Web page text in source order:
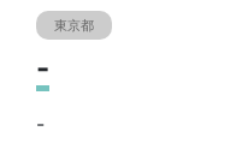
東京都
-
-